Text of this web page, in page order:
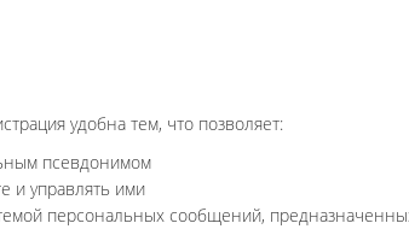
удобна тем, что позволяет:
псевдонимом
и управлять ими
персональных сообщений,